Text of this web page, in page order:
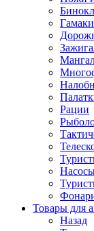
Гамаки
Рации
Товары для
Назад